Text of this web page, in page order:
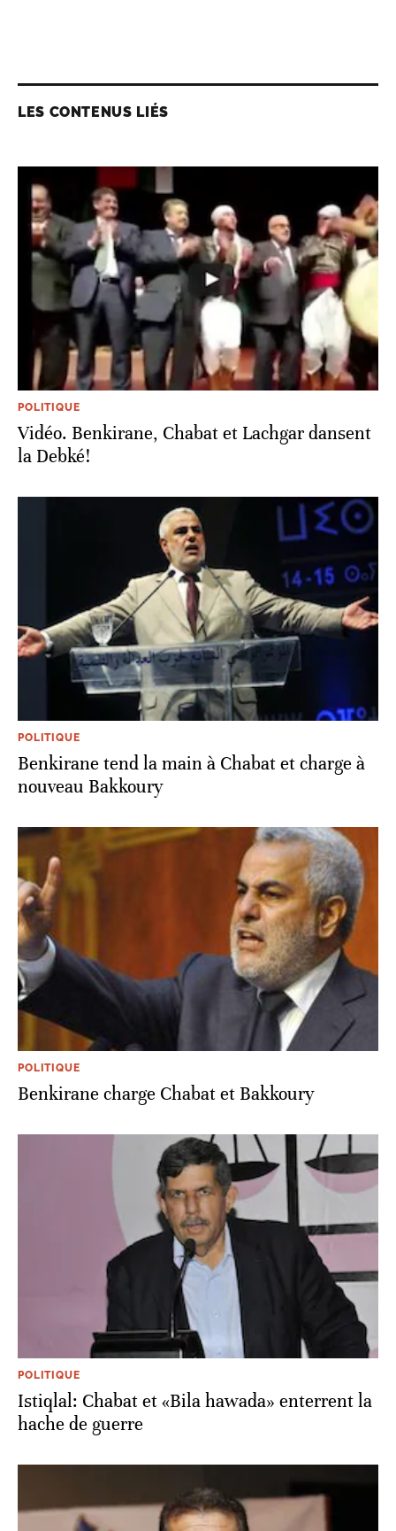
LES CONTENUS LIÉS
POLITIQUE
Vidéo. Benkirane, Chabat et Lachgar dansent
la Debké!
POLITIQUE
Benkirane tend la main à Chabat et charge à
nouveau Bakkoury
POLITIQUE
Benkirane charge Chabat et Bakkoury
POLITIQUE
Istiqlal: Chabat et «Bila hawada» enterrent la
hache de guerre